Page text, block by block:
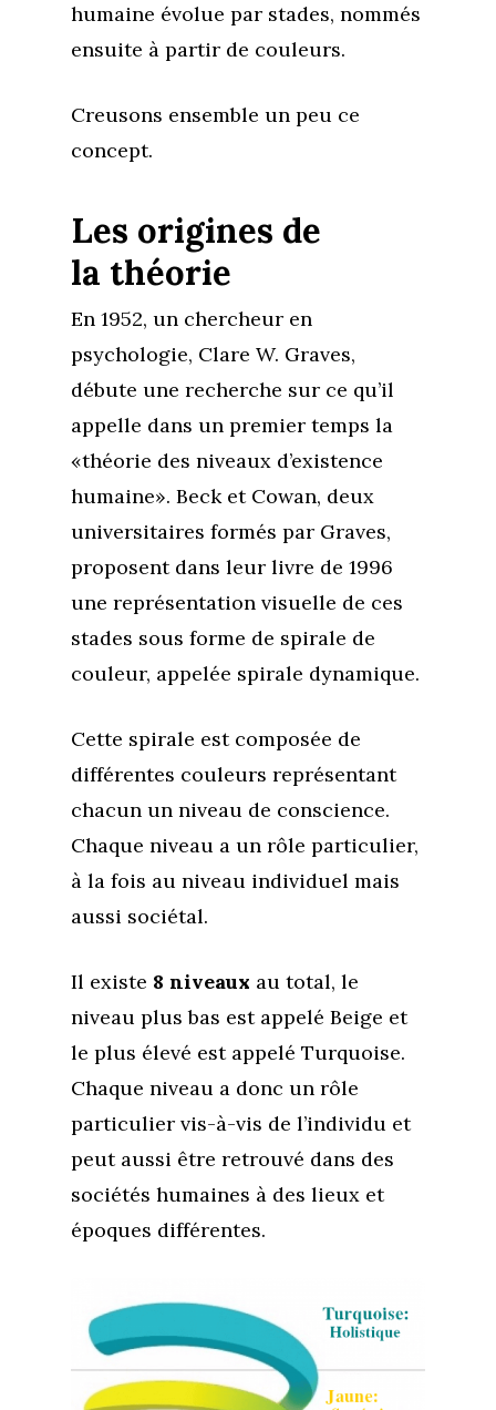
humaine évolue par stades, nommés
ensuite à partir de couleurs.
Creusons ensemble un peu ce
concept.
Les origines de
la théorie
En 1952, un chercheur en
psychologie, Clare W. Graves,
débute une recherche sur ce qu’il
appelle dans un premier temps la
«théorie des niveaux d’existence
humaine». Beck et Cowan, deux
universitaires formés par Graves,
proposent dans leur livre de 1996
une représentation visuelle de ces
stades sous forme de spirale de
couleur, appelée spirale dynamique.
Cette spirale est composée de
différentes couleurs représentant
chacun un niveau de conscience.
Chaque niveau a un rôle particulier,
à la fois au niveau individuel mais
aussi sociétal.
Il existe 8 niveaux au total, le
niveau plus bas est appelé Beige et
le plus élevé est appelé Turquoise.
Chaque niveau a donc un rôle
particulier vis-à-vis de l’individu et
peut aussi être retrouvé dans des
sociétés humaines à des lieux et
époques différentes.